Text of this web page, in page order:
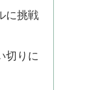
に挑戦
切りに